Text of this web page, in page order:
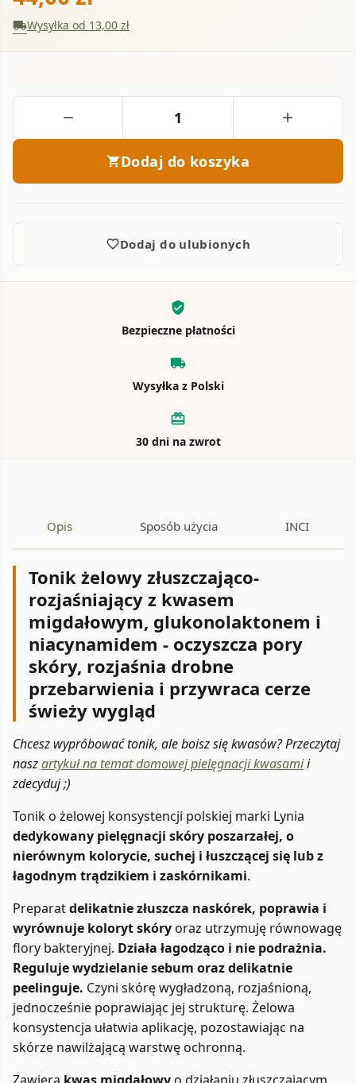
local_shippingWysyłka od 13,00 zł
Ilość
remove add
shopping_cartDodaj do koszyka
favorite_borderDodaj do ulubionych
verified_user
Bezpieczne płatności
local_shipping
Wysyłka z Polski
card_giftcard
30 dni na zwrot
Opis Sposób użycia INCI
Tonik żelowy złuszczająco-
rozjaśniający z kwasem
migdałowym, glukonolaktonem i
niacynamidem - oczyszcza pory
skóry, rozjaśnia drobne
przebarwienia i przywraca cerze
świeży wygląd
Chcesz wypróbować tonik, ale boisz się kwasów? Przeczytaj
naszartykuł na temat domowej pielęgnacji kwasamii
zdecyduj ;)
Tonik o żelowej konsystencji polskiej marki Lynia
dedykowany pielęgnacji skóry poszarzałej, o
nierównym kolorycie, suchej i łuszczącej się lub z
łagodnym trądzikiem i zaskórnikami.
Preparatdelikatnie złuszcza naskórek, poprawia i
wyrównuje koloryt skóryoraz utrzymuję równowagę
flory bakteryjnej. Działa łagodząco i nie podrażnia.
Reguluje wydzielanie sebum oraz delikatnie
peelinguje. Czyni skórę wygładzoną, rozjaśnioną,
jednocześnie poprawiając jej strukturę. Żelowa
konsystencja ułatwia aplikację, pozostawiając na
skórze nawilżającą warstwę ochronną.